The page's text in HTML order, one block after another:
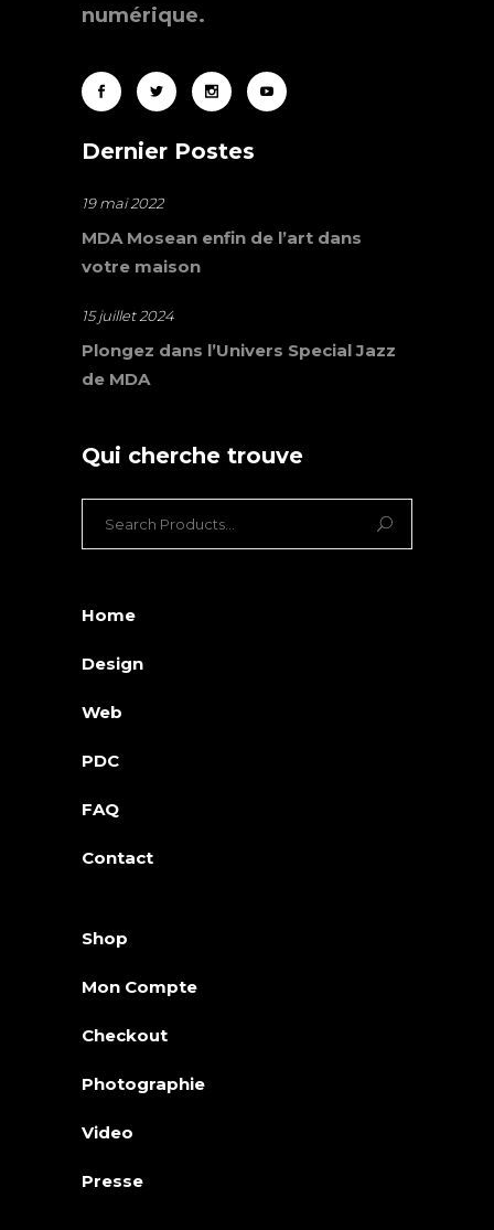
numérique.
Dernier Postes
19 mai 2022
MDA Mosean enfin de l’art dans
votre maison
15 juillet 2024
Plongez dans l’Univers Special Jazz
de MDA
Qui cherche trouve
Home
Design
Web
PDC
FAQ
Contact
Shop
Mon Compte
Checkout
Photographie
Video
Presse